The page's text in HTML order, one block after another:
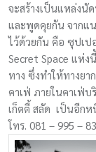
จะสร้างเป็นแหล่งนั
และพูดคุยกัน จากแ
ไว้ด้วยกัน คือ ซุปเป
Secret Space แห่ง
ทาง ซึ่งทำให้ทางย
คาเฟ่ ภายในคาเฟ่บ
เก็ตตี้ สลัด เป็นอีก
โทร. 081 – 995 –